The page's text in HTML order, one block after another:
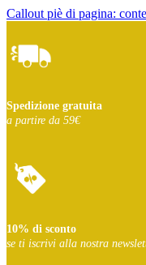
Callout piè di pagina:
Spedizione gratuita
a partire da 59€
10% di sconto
se ti iscrivi alla nostra